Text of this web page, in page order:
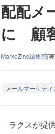
配配メ
に 顧
MarkeZine編集部[
メールマーケティ
ラクスが提